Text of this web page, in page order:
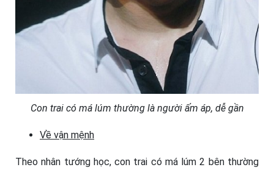
Con trai có má lúm thường là người ấm áp, dễ gần
Về vận mệnh
Theo nhân tướng học, con trai có má lúm 2 bên thường